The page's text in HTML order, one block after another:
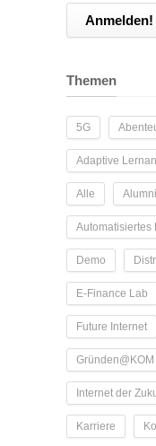
Themen
5G
Adaptive
Alle Alumni
Automatisiertes
Demo
E-Finance Lab
Future Internet
Gründen@KOM
Internet der
Karriere